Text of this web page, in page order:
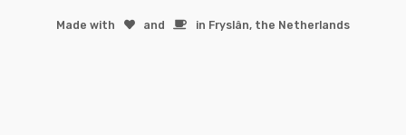
Made with ️and in Fryslân, the Netherlands